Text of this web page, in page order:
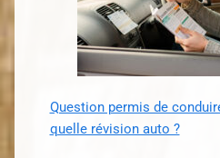
Question permis de
quelle révision auto ?